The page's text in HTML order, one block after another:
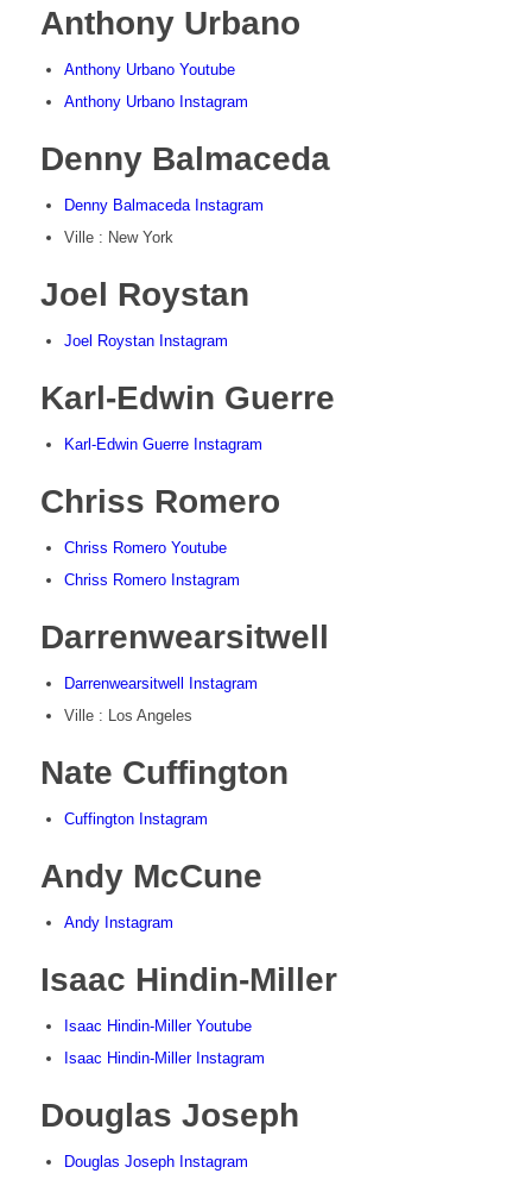
Anthony Urbano
Anthony Urbano Youtube
Anthony Urbano Instagram
Denny Balmaceda
Denny Balmaceda Instagram
Ville : New York
Joel Roystan
Joel Roystan Instagram
Karl-Edwin Guerre
Karl-Edwin Guerre Instagram
Chriss Romero
Chriss Romero Youtube
Chriss Romero Instagram
Darrenwearsitwell
Darrenwearsitwell Instagram
Ville : Los Angeles
Nate Cuffington
Cuffington Instagram
Andy McCune
Andy Instagram
Isaac Hindin-Miller
Isaac Hindin-Miller Youtube
Isaac Hindin-Miller Instagram
Douglas Joseph
Douglas Joseph Instagram